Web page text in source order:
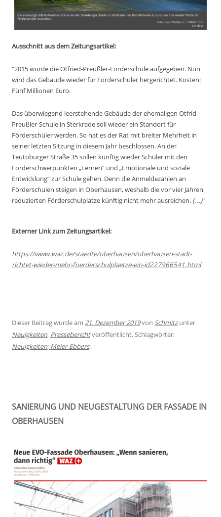
Ausschnitt aus dem Zeitungsartikel:
"2015 wurde die Otfried-Preußler-Förderschule aufgegeben. Nun
wird das Gebäude wieder für Förderschüler hergerichtet. Kosten:
Fünf Millionen Euro.
Das überwiegend leerstehende Gebäude der ehemaligen Otfrid-
Preußler-Schule in Sterkrade soll wieder ein Standort für
Förderschüler werden. So hat es der Rat mit breiter Mehrheit in
seiner letzten Sitzung in diesem Jahr beschlossen. An der
Teutoburger Straße 35 sollen künftig wieder Schüler mit den
Förderschwerpunkten „Lernen“ und „Emotionale und soziale
Entwicklung“ zur Schule gehen. Denn die Anmeldezahlen an
Förderschulen steigen in Oberhausen, weshalb die vor vier Jahren
reduzierten Förderschulplätze künftig nicht mehr ausreichen. (...)"
Externer Link zum Zeitungsartikel:
https://www.waz.de/staedte/oberhausen/oberhausen-stadt-
richtet-wieder-mehr-foerderschulplaetze-ein-id227966541.html
Dieser Beitrag wurde am 21. Dezember 2019von Schmitzunter
Neuigkeiten, Presseberichtveröffentlicht. Schlagwörter:
Neuigkeiten; Meier-Ebbers.
SANIERUNG UND NEUGESTALTUNG DER FASSADE IN
OBERHAUSEN